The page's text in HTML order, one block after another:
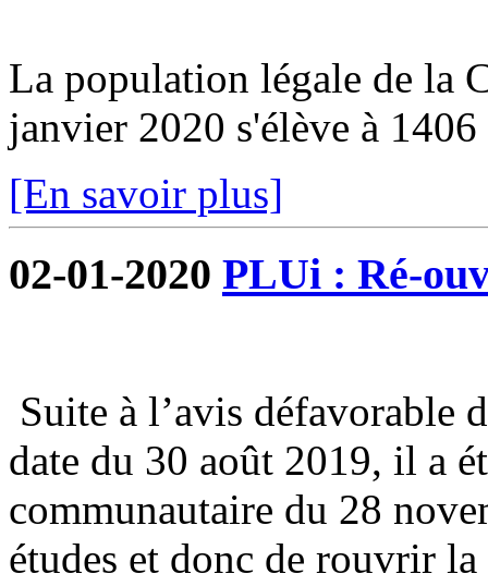
La population légale de la
janvier 2020 s'élève à
[En savoir plus]
02-01-2020 PLUi : Ré-
Suite à l’avis défavorable
date du 30 août 2019, il a
communautaire du 28
études et donc de rouvrir